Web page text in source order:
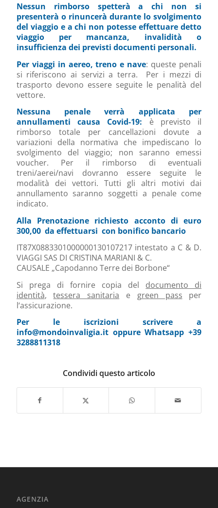
Nessun rimborso spetterà a chi non si
presenterà o rinuncerà durante lo svolgimento
del viaggio e a chi non potesse effettuare detto
viaggio per mancanza, invalidità o
insufficienza dei previsti documenti personali.
Per viaggi in aereo, treno e nave: queste penali
si riferiscono ai servizi a terra. Per i mezzi di
trasporto devono essere seguite le penalità del
vettore.
Nessuna penale verrà applicata per
annullamenti causa Covid-19: è previsto il
rimborso totale per cancellazioni dovute a
variazioni della normativa che impediscano lo
svolgimento del viaggio; non saranno emessi
voucher. Per il rimborso di eventuali
treni/aerei/navi dovranno essere seguite le
modalità dei vettori. Tutti gli altri motivi dai
annullamento saranno soggetti a penale come
indicato.
Alla Prenotazione richiesto acconto di euro
300,00 da effettuarsi con bonifico bancario
IT87X0883301000000130107217 intestato a C & D.
VIAGGI SAS DI CRISTINA MARIANI & C.
CAUSALE „Capodanno Terre dei Borbone“
Si prega di fornire copia del documento di
identità,tessera sanitaria e green pass per
l‘assicurazione.
Per le iscrizioni scrivere a
info@mondoinvaligia.it oppure Whatsapp +39
3288811318
Condividi questo articolo
AGENZIA